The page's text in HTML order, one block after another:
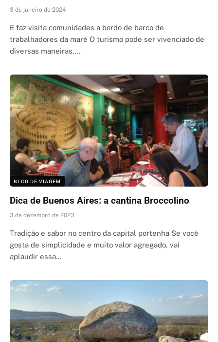
3 de janeiro de 2024
E faz visita comunidades a bordo de barco de
trabalhadores da maré O turismo pode ser vivenciado de
diversas maneiras,…
BLOG DE VIAGEM
Dica de Buenos Aires: a cantina Broccolino
3 de dezembro de 2023
Tradição e sabor no centro da capital portenha Se você
gosta de simplicidade e muito valor agregado, vai
aplaudir essa…